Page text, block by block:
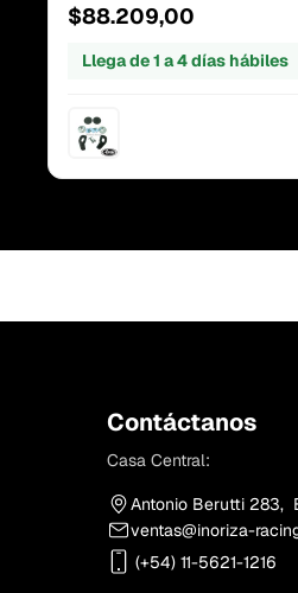
$88.209,00
Llega de 1 a 4 días hábiles
Contáctanos
Casa Central:
Antonio Berutti 283,
ventas@inoriza-
(+54) 11-5621-1216